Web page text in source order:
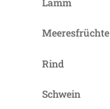
Meeresfrüchte
Rind
Schwein